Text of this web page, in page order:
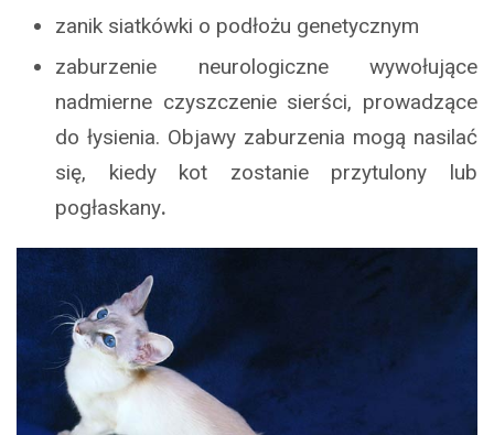
zanik siatkówki o podłożu genetycznym
zaburzenie neurologiczne wywołujące
nadmierne czyszczenie sierści, prowadzące
do łysienia. Objawy zaburzenia mogą nasilać
się, kiedy kot zostanie przytulony lub
pogłaskany.